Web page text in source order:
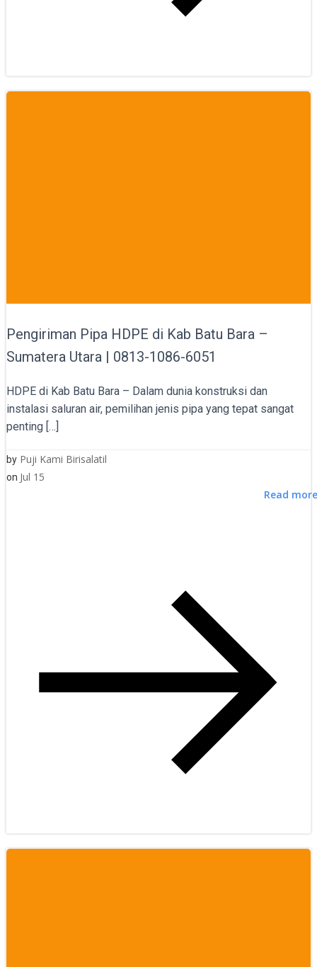
Pengiriman Pipa HDPE di Kab Batu Bara –
Sumatera Utara | 0813-1086-6051
HDPE di Kab Batu Bara – Dalam dunia konstruksi dan
instalasi saluran air, pemilihan jenis pipa yang tepat sangat
penting […]
by Puji Kami Birisalatil
on Jul 15
Read more